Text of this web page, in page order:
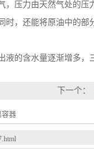
，压力由天然气处的
，还能将原油中的部
含水量逐渐增多，三
下一个：
容器